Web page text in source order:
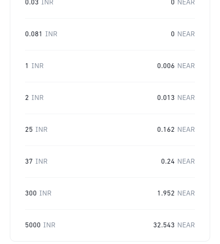
0.03 INR 0 NEAR
0.081 INR 0 NEAR
1 INR 0.006 NEAR
2 INR 0.013 NEAR
25 INR 0.162 NEAR
37 INR 0.24 NEAR
300 INR 1.952 NEAR
5000 INR 32.543 NEAR